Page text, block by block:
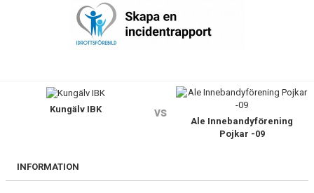
FÖRENINGENS MATCHER
NYHETSARKIVKungälv IBK vs
Ale Innebandyförening
Pojkar -09
INFORMATION